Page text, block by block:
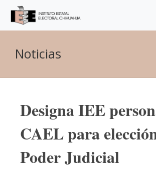
Noticias
Designa IEE
CAEL para
Poder Judicial